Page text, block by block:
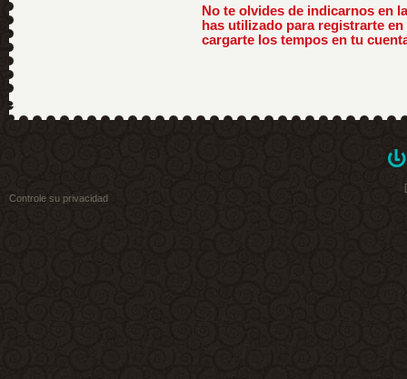
No te olvides de indicarnos en
has utilizado para registrarte en
cargarte los tempos en tu
Controle su privacidad